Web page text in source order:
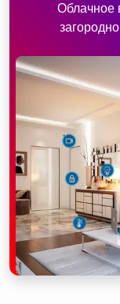
Облачное